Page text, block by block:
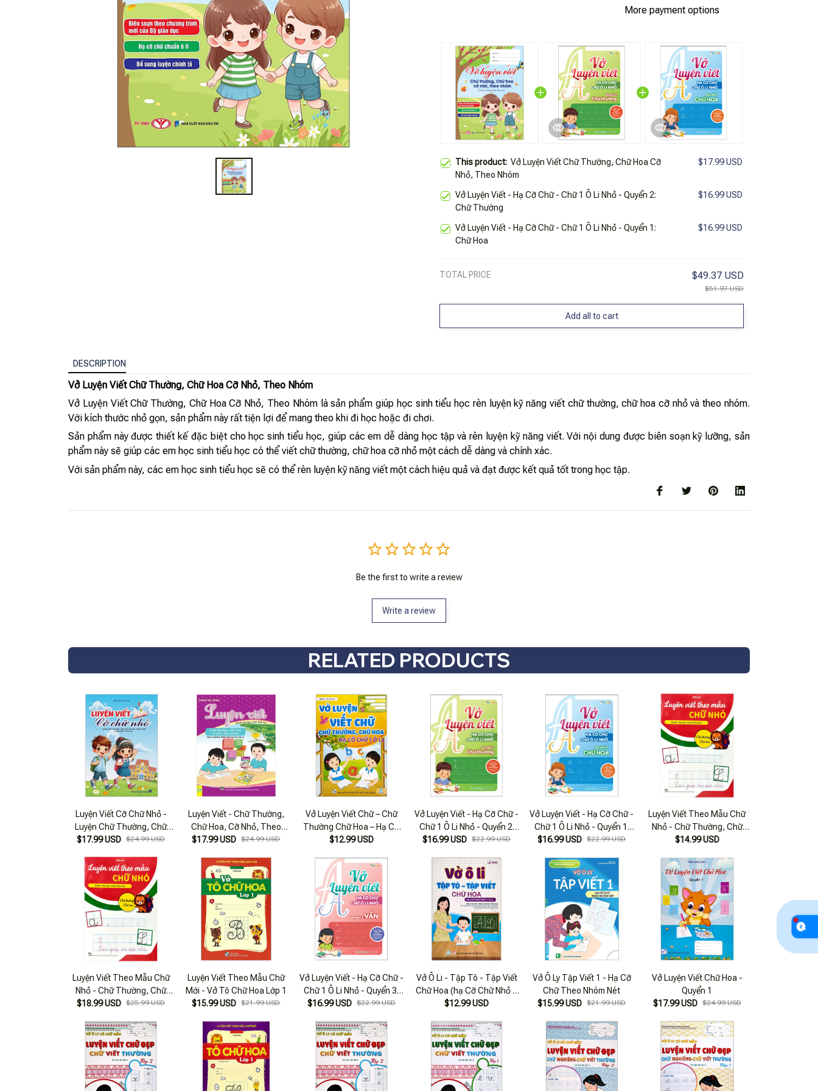
More payment options
This product: Vở Luyện Viết Chữ Thường, Chữ Hoa Cỡ
Nhỏ, Theo Nhóm
$17.99 USD
Vở Luyện Viết - Hạ Cỡ Chữ - Chữ 1 Ô Li Nhỏ - Quyển 2:
Chữ Thường
$16.99 USD
Vở Luyện Viết - Hạ Cỡ Chữ - Chữ 1 Ô Li Nhỏ - Quyển 1:
Chữ Hoa
$16.99 USD
TOTAL PRICE $49.37 USD
$51.97 USD
Add all to cart
DESCRIPTION
Vở Luyện Viết Chữ Thường, Chữ Hoa Cỡ Nhỏ, Theo Nhóm
Vở Luyện Viết Chữ Thường, Chữ Hoa Cỡ Nhỏ, Theo Nhóm là sản phẩm giúp học sinh tiểu học rèn luyện kỹ năng viết chữ thường, chữ hoa cỡ nhỏ và theo nhóm.
Với kích thước nhỏ gọn, sản phẩm này rất tiện lợi để mang theo khi đi học hoặc đi chơi.
Sản phẩm này được thiết kế đặc biệt cho học sinh tiểu học, giúp các em dễ dàng học tập và rèn luyện kỹ năng viết. Với nội dung được biên soạn kỹ lưỡng, sản
phẩm này sẽ giúp các em học sinh tiểu học có thể viết chữ thường, chữ hoa cỡ nhỏ một cách dễ dàng và chính xác.
Với sản phẩm này, các em học sinh tiểu học sẽ có thể rèn luyện kỹ năng viết một cách hiệu quả và đạt được kết quả tốt trong học tập.
Be the first to write a review
Write a review
RELATED PRODUCTS
Luyện Viết Cỡ Chữ Nhỏ -
Luyện Chữ Thường, Chữ
Hoa Cỡ Nhỏ Theo Nhóm
$17.99 USD $24.99 USD
Luyện Viết - Chữ Thường,
Chữ Hoa, Cỡ Nhỏ, Theo
Nhóm (Dành Cho Học Sinh
$17.99 USD $24.99 USD
Vở Luyện Viết Chữ – Chữ
Thường Chữ Hoa – Hạ Cỡ
Chữ 1 Ô Li
$12.99 USD
Vở Luyện Viết - Hạ Cỡ Chữ -
Chữ 1 Ô Li Nhỏ - Quyển 2:
Chữ Thường
$16.99 USD $22.99 USD
Vở Luyện Viết - Hạ Cỡ Chữ -
Chữ 1 Ô Li Nhỏ - Quyển 1:
Chữ Hoa
$16.99 USD $22.99 USD
Luyện Viết Theo Mẫu Chữ
Nhỏ - Chữ Thường, Chữ
Hoa (dành Cho Học Sinh
$14.99 USD
Luyện Viết Theo Mẫu Chữ
Nhỏ - Chữ Thường, Chữ
Hoa (Dành Cho Học Sinh
$18.99 USD $25.99 USD
Luyện Viết Theo Mẫu Chữ
Mới - Vở Tô Chữ Hoa Lớp 1
$15.99 USD
$21.99 USD
Vở Luyện Viết - Hạ Cỡ Chữ -
Chữ 1 Ô Li Nhỏ - Quyển 3:
Vần
$16.99 USD $22.99 USD
Vở Ô Li - Tập Tô - Tập Viết
Chữ Hoa (hạ Cỡ Chữ Nhỏ 1
Ô Li)
$12.99 USD
Vở Ô Ly Tập Viết 1 - Hạ Cỡ
Chữ Theo Nhóm Nét
$15.99 USD
$21.99 USD
Vở Luyện Viết Chữ Hoa -
Quyển 1
$17.99 USD $24.99 USD